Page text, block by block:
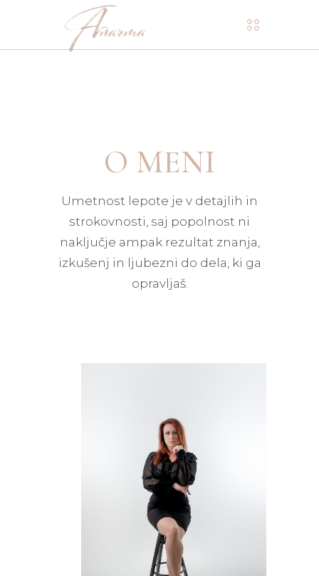
O MENI
Umetnost lepote je v detajlih in
strokovnosti, saj popolnost ni
naključje ampak rezultat znanja,
izkušenj in ljubezni do dela, ki ga
opravljaš.